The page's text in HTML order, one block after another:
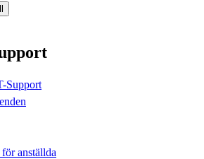
Support
anställda